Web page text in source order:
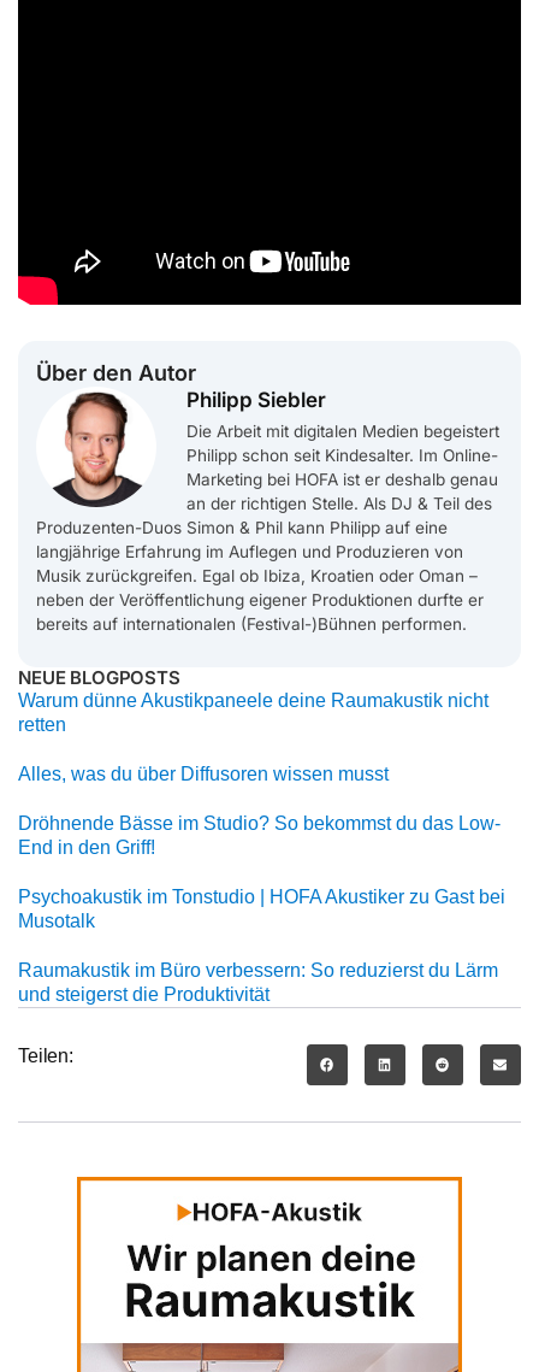
Über den Autor
Philipp Siebler
Die Arbeit mit digitalen Medien begeistert
Philipp schon seit Kindesalter. Im Online-
Marketing bei HOFA ist er deshalb genau
an der richtigen Stelle. Als DJ & Teil des
Produzenten-Duos Simon & Phil kann Philipp auf eine
langjährige Erfahrung im Auflegen und Produzieren von
Musik zurückgreifen. Egal ob Ibiza, Kroatien oder Oman –
neben der Veröffentlichung eigener Produktionen durfte er
bereits auf internationalen (Festival-)Bühnen performen.
NEUE BLOGPOSTS
Warum dünne Akustikpaneele deine Raumakustik nicht
retten
Alles, was du über Diffusoren wissen musst
Dröhnende Bässe im Studio? So bekommst du das Low-
End in den Griff!
Psychoakustik im Tonstudio | HOFA Akustiker zu Gast bei
Musotalk
Raumakustik im Büro verbessern: So reduzierst du Lärm
und steigerst die Produktivität
Teilen: